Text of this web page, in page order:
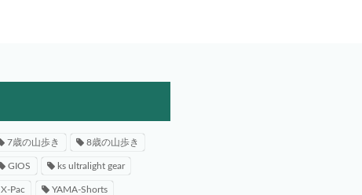
7歳の山歩き 8歳の山歩き
GIOS ks ultralight gear
X-Pac YAMA-Shorts